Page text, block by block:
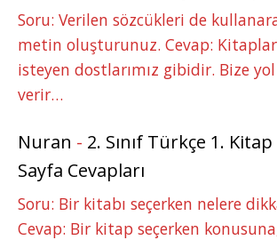
Soru: Verilen sözcükleri de
metin oluşturunuz. Cevap:
isteyen dostlarımız gibidir. Bize
verir…
Nuran - 2. Sınıf Türkçe 1.
Sayfa Cevapları
Soru: Bir kitabı seçerken nelere
Cevap: Bir kitap seçerken